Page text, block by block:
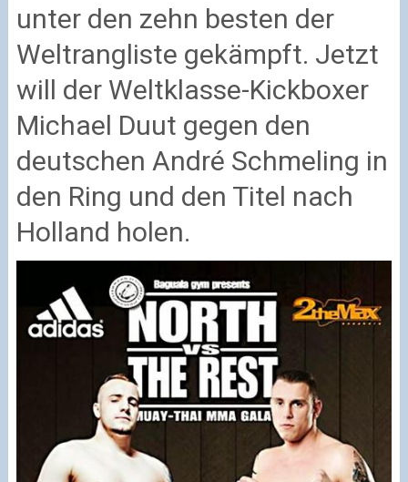
unter den zehn besten der
Weltrangliste gekämpft. Jetzt
will der Weltklasse-Kickboxer
Michael Duut gegen den
deutschen André Schmeling in
den Ring und den Titel nach
Holland holen.